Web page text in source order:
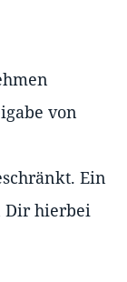
von
Ein
Dir hierbei